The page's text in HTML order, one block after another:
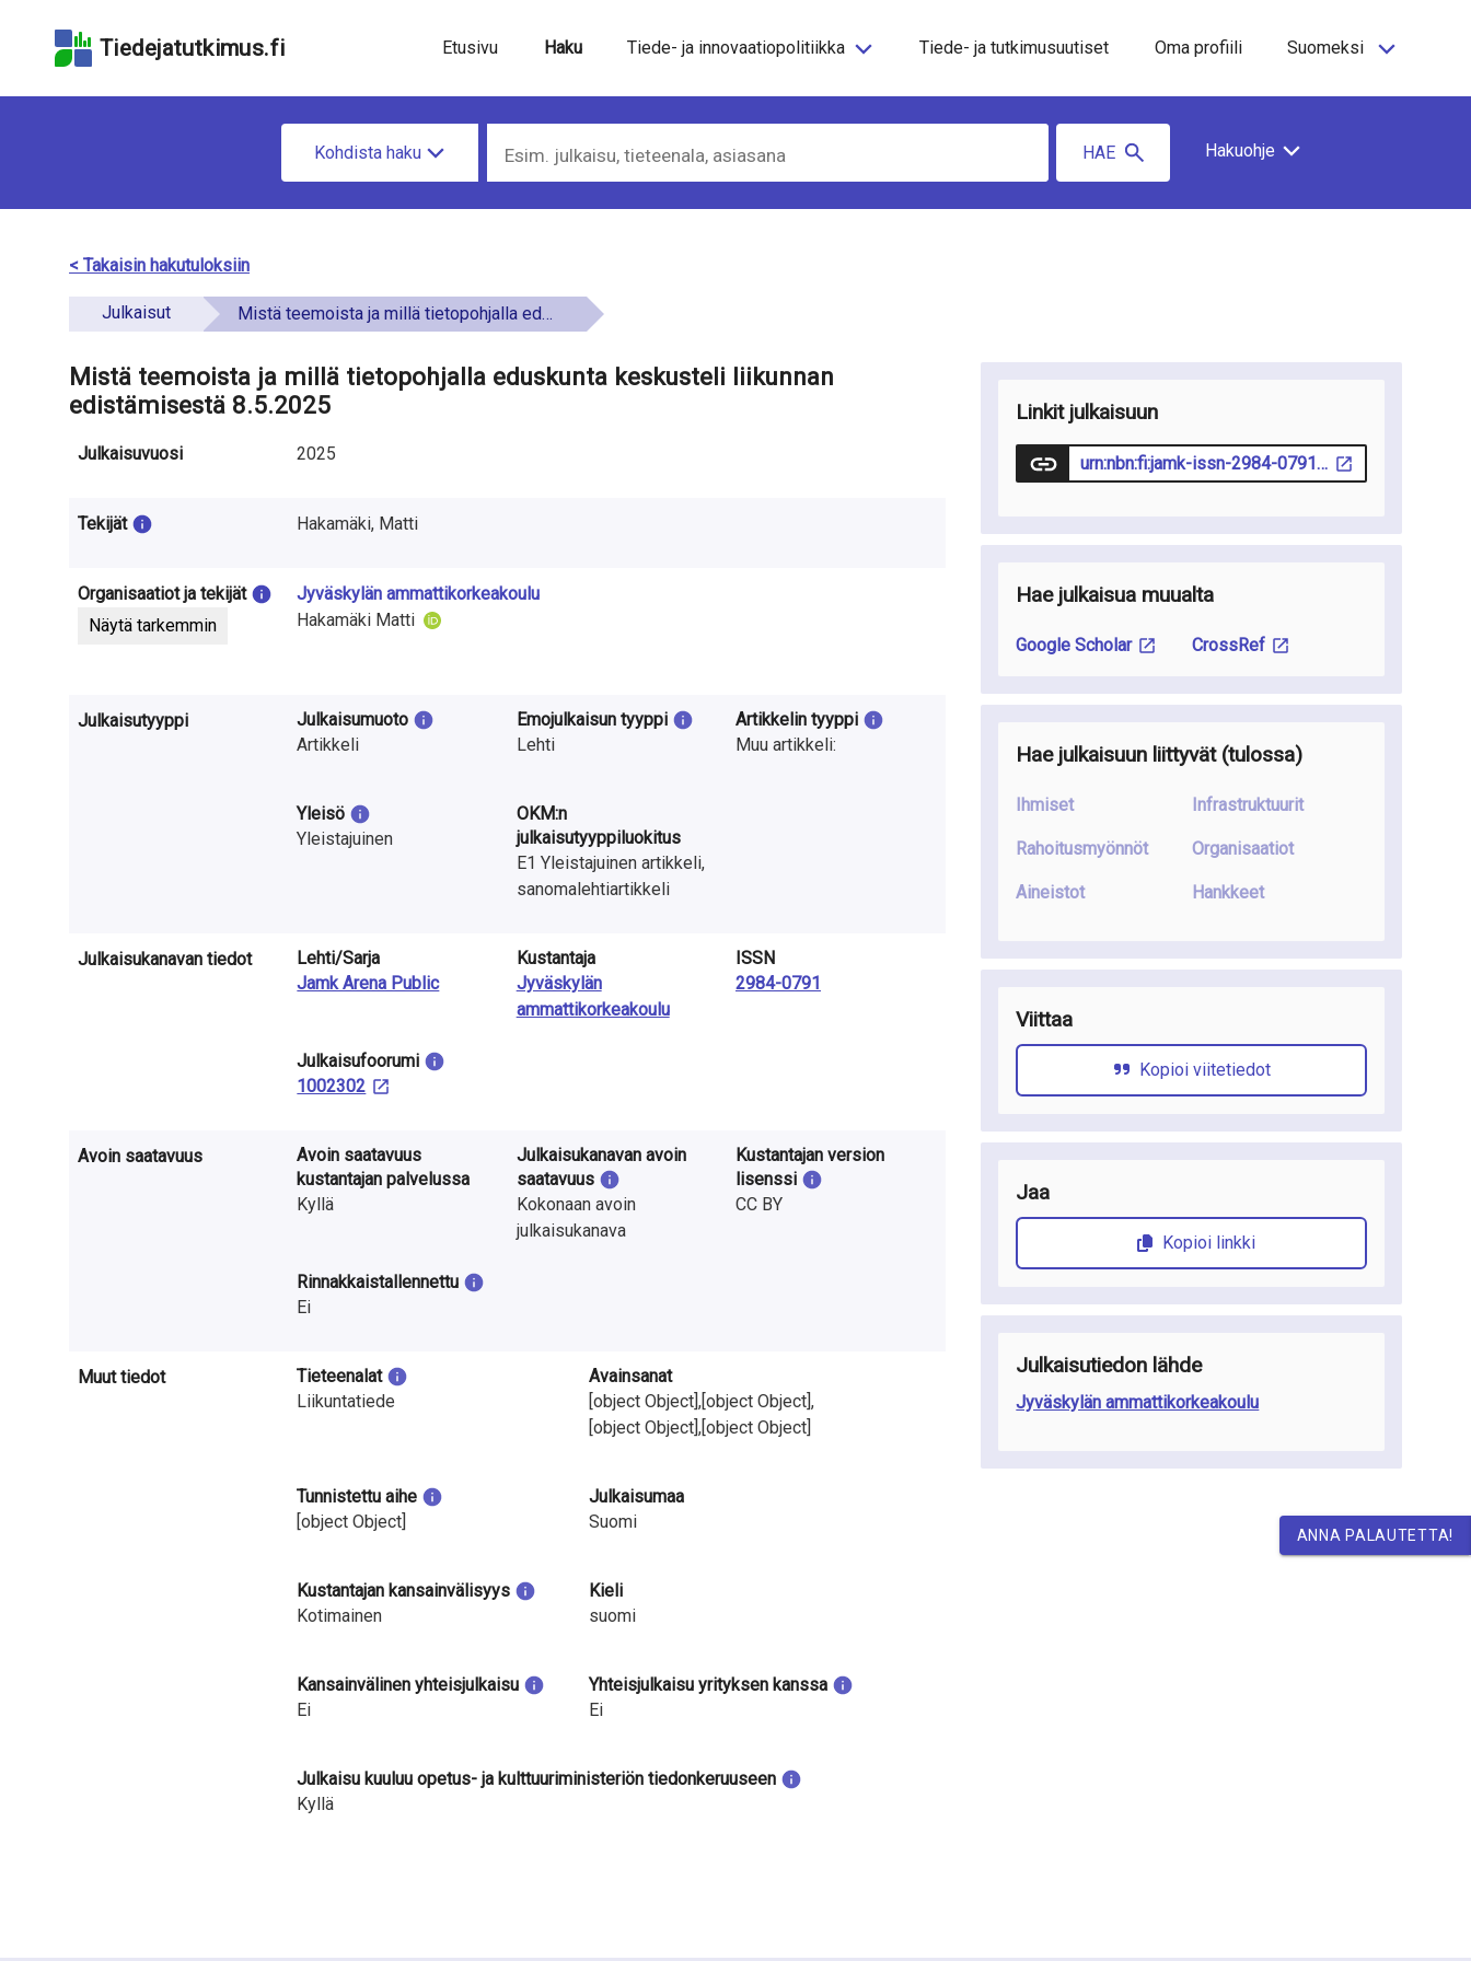
hakukenttään
sivun
saavutettavuusselosteeseen
Tiedejatutkimus.fi Etusivu Haku Tiede- ja innovaatiopolitiikka Tiede- ja tutkimusuutiset Oma profiili Suomeksi
d
e
m
Kohdista haku HAE Hakuohje
< Takaisin hakutuloksiin
Julkaisut Mistä teemoista ja millä tietopohjalla eduskunta keskusteli liikunnan edistämisestä 8.5.2025
Mistä teemoista ja millä tietopohjalla eduskunta keskusteli liikunnan
edistämisestä 8.5.2025
Julkaisuvuosi 2025
Tekijät Hakamäki, Matti
Organisaatiot ja tekijät
Näytä tarkemmin
Jyväskylän ammattikorkeakoulu
Hakamäki Matti
Julkaisutyyppi
Julkaisumuoto
Artikkeli
Emojulkaisun tyyppi
Lehti
Artikkelin tyyppi
Muu artikkeli:
Yleisö
Yleistajuinen
OKM:n
julkaisutyyppiluokitus
E1 Yleistajuinen artikkeli,
sanomalehtiartikkeli
Julkaisukanavan tiedot
Lehti/Sarja
Jamk Arena Public
Kustantaja
Jyväskylän
ammattikorkeakoulu
ISSN
2984-0791
Julkaisu­foorumi
1002302
Avoin saatavuus
Avoin saatavuus
kustantajan palvelussa
Kyllä
Julkaisukanavan avoin
saatavuus
Kokonaan avoin
julkaisukanava
Kustantajan version
lisenssi
CC BY
Rinnakkaistallennettu
Ei
Muut tiedot
Tieteenalat
Liikuntatiede
Avainsanat
[object Object],[object Object],
[object Object],[object Object]
Tunnistettu aihe
[object Object]
Julkaisumaa
Suomi
Kustantajan kansainvälisyys
Kotimainen
Kieli
suomi
Kansainvälinen yhteisjulkaisu
Ei
Yhteisjulkaisu yrityksen kanssa
Ei
Julkaisu kuuluu opetus- ja kulttuuriministeriön tiedonkeruuseen
Kyllä
Linkit julkaisuun
urn:nbn:fi:jamk-issn-2984-0791-205
Hae julkaisua muualta
Google Scholar CrossRef
Hae julkaisuun liittyvät(tulossa)
Ihmiset
Rahoitusmyönnöt
Aineistot
Infrastruktuurit
Organisaatiot
Hankkeet
Viittaa
Kopioi viitetiedot
Jaa
Kopioi linkki
Julkaisutiedon lähde
Jyväskylän ammattikorkeakoulu
ANNA PALAUTETTA!